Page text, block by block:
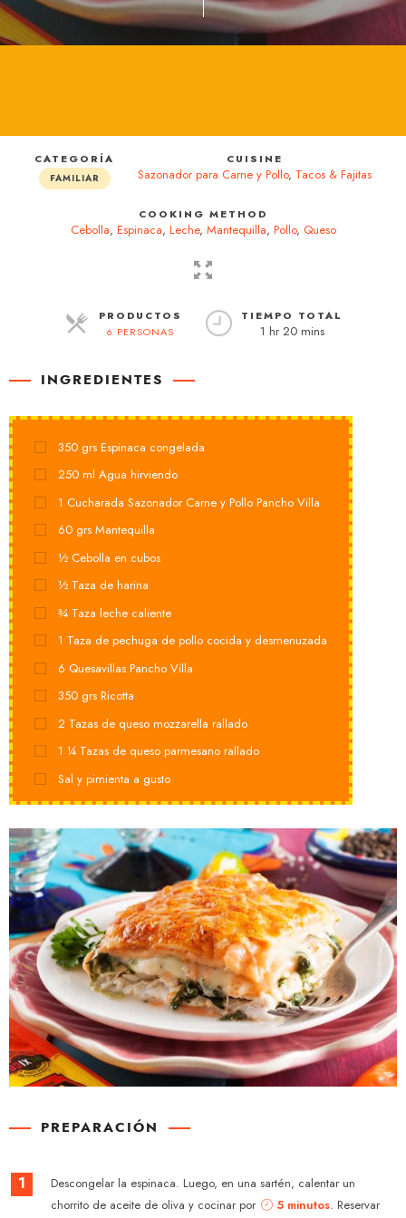
CATEGORÍA
FAMILIAR
CUISINE
Sazonador para Carne y Pollo, Tacos & Fajitas
COOKING METHOD
Cebolla, Espinaca, Leche, Mantequilla, Pollo, Queso
PRODUCTOS
6 PERSONAS
TIEMPO TOTAL
1 hr 20 mins
INGREDIENTES
350 grs Espinaca congelada
250 ml Agua hirviendo
1 Cucharada Sazonador Carne y Pollo Pancho Villa
60 grs Mantequilla
½ Cebolla en cubos
½ Taza de harina
¾ Taza leche caliente
1 Taza de pechuga de pollo cocida y desmenuzada
6 Quesavillas Pancho Villa
350 grs Ricotta
2 Tazas de queso mozzarella rallado
1 ¼ Tazas de queso parmesano rallado
Sal y pimienta a gusto
PREPARACIÓN
1
Descongelar la espinaca. Luego, en una sartén, calentar un
chorrito de aceite de oliva y cocinar por
5 minutos. Reservar